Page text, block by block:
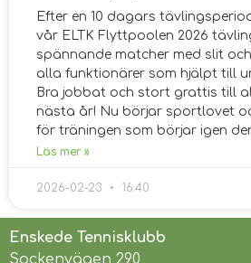
Efter en 10 dagars
vår ELTK Flyttpoolen 2026
spännande matcher med slit
alla funktionärer som hjälpt till
Bra jobbat och stort grattis till
nästa år! Nu börjar sportlovet
för träningen som börjar igen
Läs mer »
2026-02-23 16:40
Enskede Tennisklubb
Sockenvägen 290